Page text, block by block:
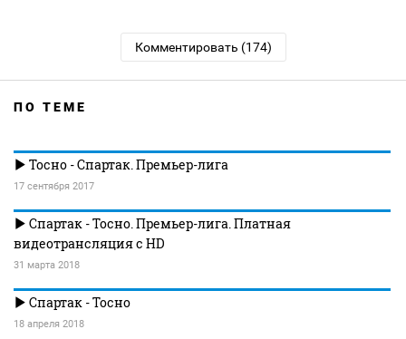
Комментировать (174)
ПО ТЕМЕ
Тосно - Спартак. Премьер-лига
17 сентября 2017
Спартак - Тосно. Премьер-лига. Платная
видеотрансляция с HD
31 марта 2018
Спартак - Тосно
18 апреля 2018